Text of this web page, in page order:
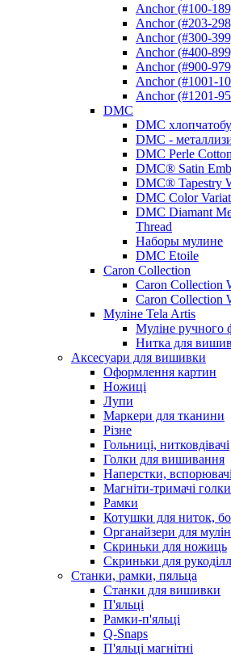
Anchor (#100-
Anchor (#203-
Anchor (#300-
Anchor (#400-
Anchor (#900-
Anchor (#1001-
Anchor (#1201-
DMC
DMC
DMC -
DMC Perle Cotton
DMC® Satin
DMC® Tapestry
DMC Color
DMC Diamant
Thread
Наборы мулине
DMC Etoile
Caron Collection
Caron Collection
Caron Collection
Муліне Tela Artis
Муліне ручного
Нитка для
Аксесуари для вишивки
Оформлення картин
Ножиці
Лупи
Маркери для тканини
Різне
Гольниці, нитковдівачі
Голки для вишивання
Наперстки,
Магніти-тримачі голки
Рамки
Котушки для ниток,
Органайзери для
Скриньки для ножиць
Скриньки для
Станки, рамки, пяльца
Станки для вишивки
П'яльці
Рамки-п'яльці
Q-Snaps
П'яльці магнітні